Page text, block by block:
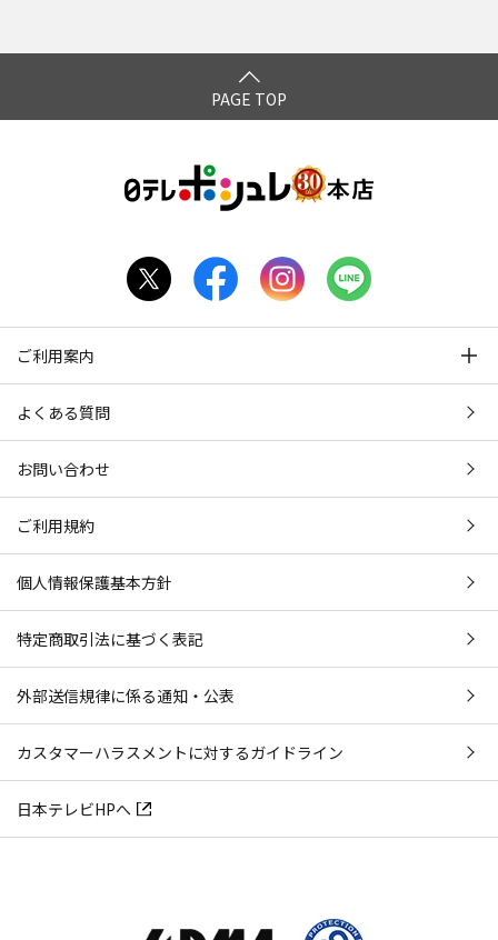
PAGE TOP
ご利用案内
よくある質問
お問い合わせ
ご利用規約
個人情報保護基本方針
特定商取引法に基づく表記
外部送信規律に係る通知・公表
カスタマーハラスメントに対するガイドライン
日本テレビHPへ